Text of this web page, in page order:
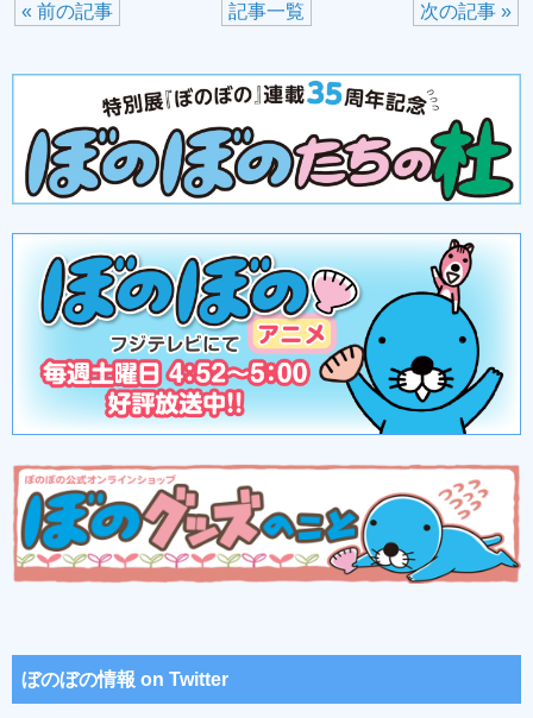
次の記事 »
記事一覧
« 前の記事
ぼのぼの情報 on Twitter